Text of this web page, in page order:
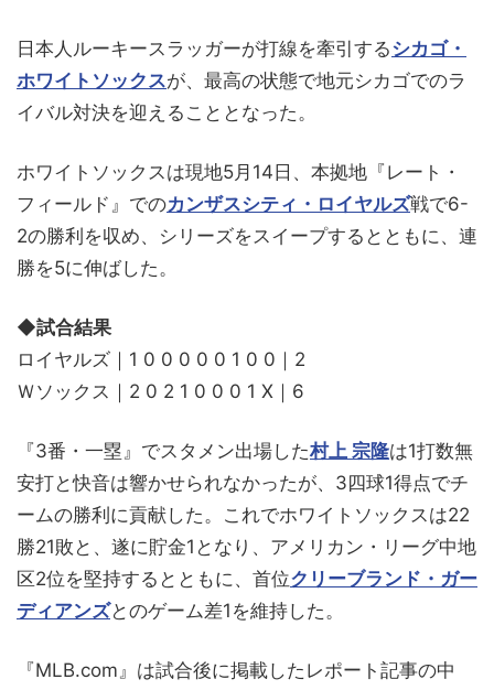
日本人ルーキースラッガーが打線を牽引するシカゴ・
ホワイトソックスが、最高の状態で地元シカゴでのラ
イバル対決を迎えることとなった。
ホワイトソックスは現地5月14日、本拠地『レート・
フィールド』でのカンザスシティ・ロイヤルズ戦で6-
2の勝利を収め、シリーズをスイープするとともに、連
勝を5に伸ばした。
◆試合結果
ロイヤルズ｜1 0 0 0 0 0 1 0 0｜2
Ｗソックス｜2 0 2 1 0 0 0 1 X｜6
『3番・一塁』でスタメン出場した村上 宗隆は1打数無
安打と快音は響かせられなかったが、3四球1得点でチ
ームの勝利に貢献した。これでホワイトソックスは22
勝21敗と、遂に貯金1となり、アメリカン・リーグ中地
区2位を堅持するとともに、首位クリーブランド・ガー
ディアンズとのゲーム差1を維持した。
『MLB.com』は試合後に掲載したレポート記事の中